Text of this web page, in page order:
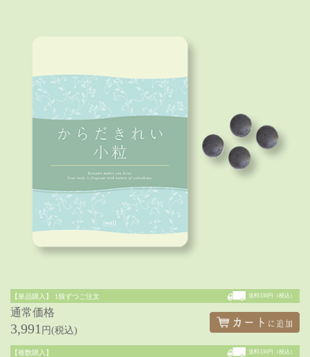
【単品購入】 1個ずつご注文 送料330円（税込）
通常価格
3,991 円(税込)
【複数購入】 送料330円（税込）